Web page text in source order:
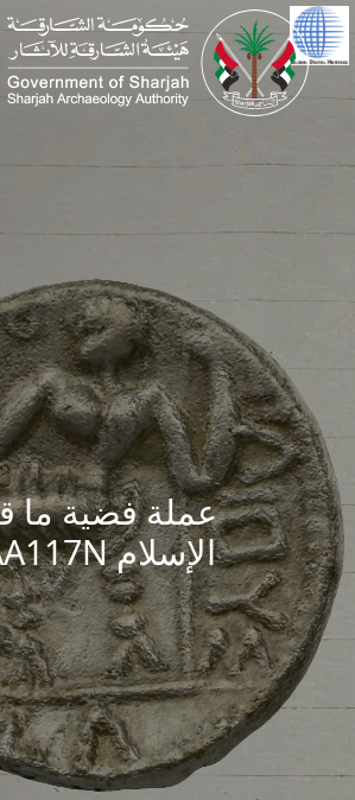
Skip to main
عملة فضية ما
الإسلام SAA117N